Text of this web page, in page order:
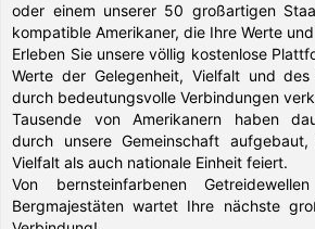
oder einem unserer 50 großartigen
kompatible Amerikaner, die Ihre Werte
Erleben Sie unsere völlig kostenlose
Werte der Gelegenheit, Vielfalt und
durch bedeutungsvolle Verbindungen
Tausende von Amerikanern haben
durch unsere Gemeinschaft
Vielfalt als auch nationale Einheit feiert.
Von bernsteinfarbenen
Bergmajestäten wartet Ihre nächste